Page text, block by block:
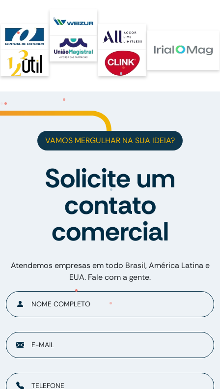
VAMOS MERGULHAR NA SUA IDEIA?
Solicite um
contato
comercial
Atendemos empresas em todo Brasil, América Latina e
EUA. Fale com a gente.
NOME COMPLETO
E-MAIL
TELEFONE